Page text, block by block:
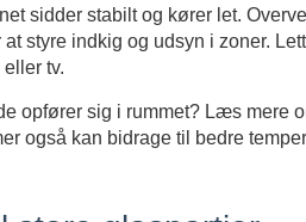
sidder stabilt og kører let.
styre indkig og udsyn i zoner.
tv.
opfører sig i rummet? Læs mere
også kan bidrage til bedre